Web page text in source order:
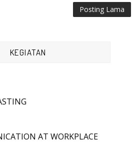
Posting Lama
KEGIATAN
AT WORKPLACE